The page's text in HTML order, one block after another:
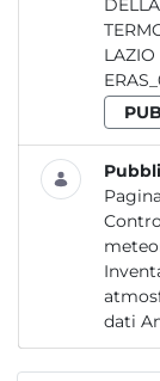
DELLA
LAZIO Report / Rifiuti_01 Report_2012_DTO.
Pagina
dati